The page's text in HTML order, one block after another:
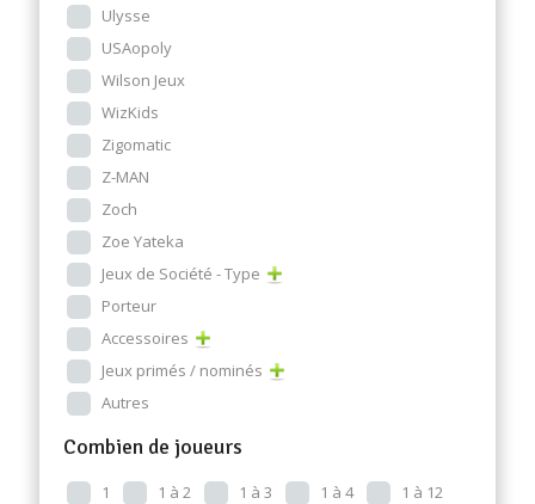
Ulysse
USAopoly
Wilson Jeux
WizKids
Zigomatic
Z-MAN
Zoch
Zoe Yateka
Jeux de Société - Type
Porteur
Accessoires
Jeux primés / nominés
Autres
Combien de joueurs
1 1 à 2 1 à 3 1 à 4
1 à 12